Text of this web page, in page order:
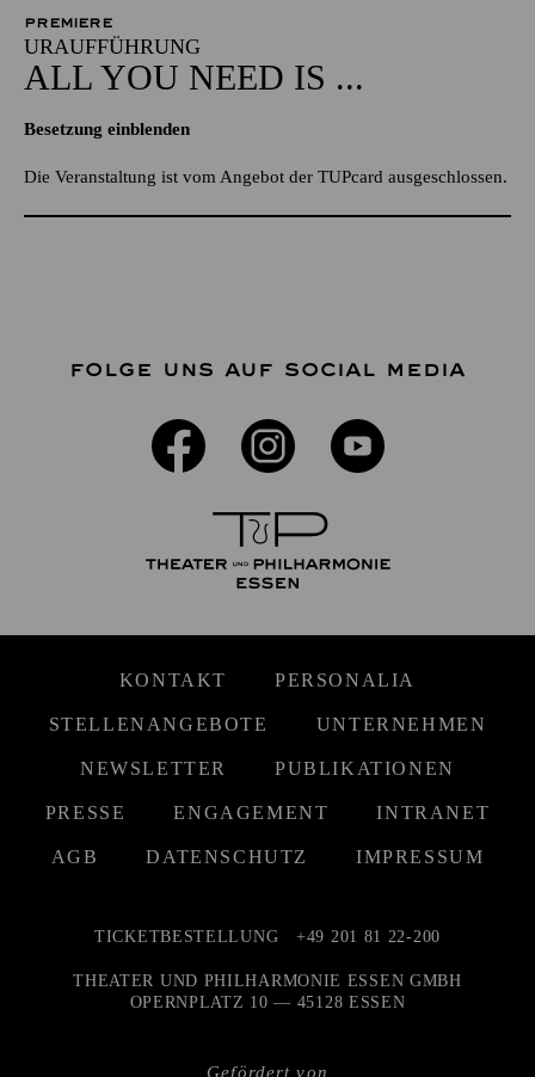
PREMIERE
URAUFFÜHRUNG
ALL YOU NEED IS ...
Besetzung einblenden
Die Veranstaltung ist vom Angebot der TUPcard ausgeschlossen.
FOLGE UNS AUF SOCIAL MEDIA
KONTAKT PERSONALIA
STELLENANGEBOTE UNTERNEHMEN
NEWSLETTER PUBLIKATIONEN
PRESSE ENGAGEMENT INTRANET
AGB DATENSCHUTZ IMPRESSUM
Gefördert von
TICKETBESTELLUNG +49 201 81 22-200
THEATER UND PHILHARMONIE ESSEN GMBH
OPERNPLATZ 10 — 45128 ESSEN